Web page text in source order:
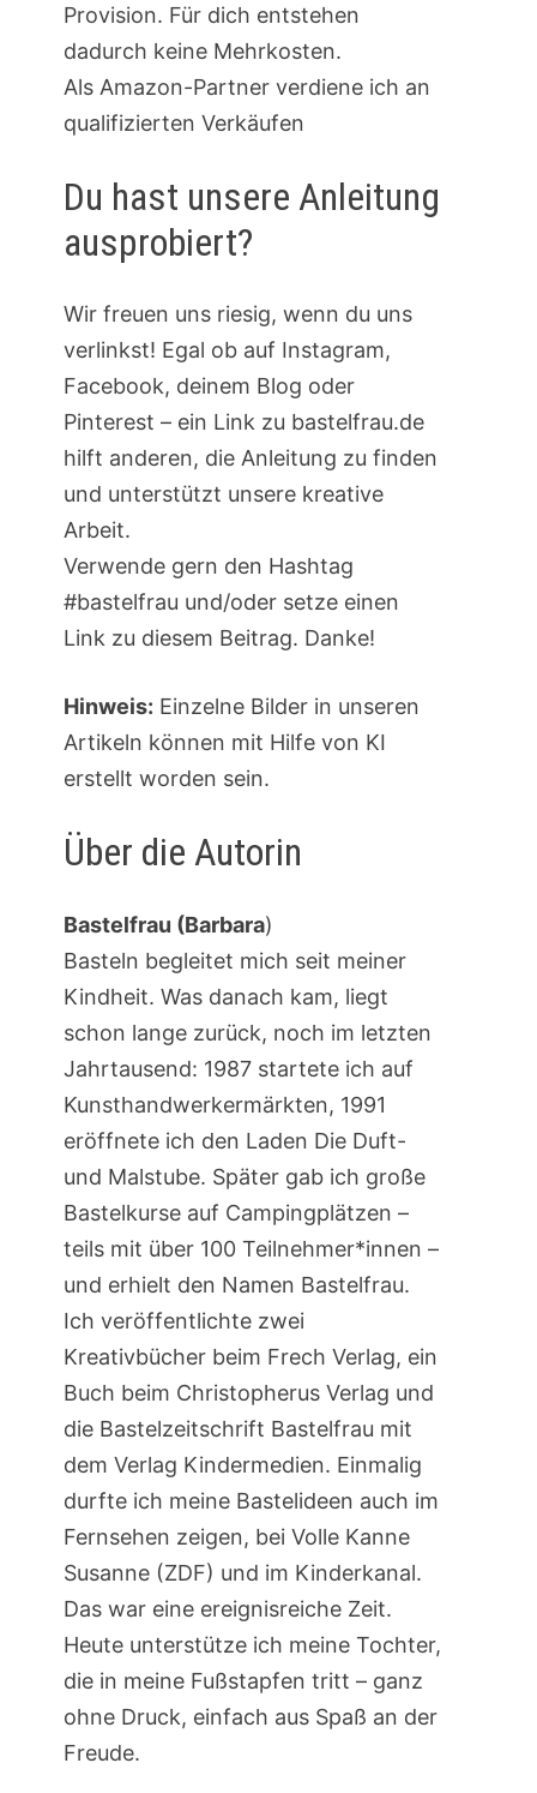
Provision. Für dich entstehen
dadurch keine Mehrkosten.
Als Amazon-Partner verdiene ich an
qualifizierten Verkäufen
Du hast unsere Anleitung
ausprobiert?
Wir freuen uns riesig, wenn du uns
verlinkst! Egal ob auf Instagram,
Facebook, deinem Blog oder
Pinterest – ein Link zu bastelfrau.de
hilft anderen, die Anleitung zu finden
und unterstützt unsere kreative
Arbeit.
Verwende gern den Hashtag
#bastelfrau und/oder setze einen
Link zu diesem Beitrag. Danke!
Hinweis: Einzelne Bilder in unseren
Artikeln können mit Hilfe von KI
erstellt worden sein.
Über die Autorin
Bastelfrau (Barbara)
Basteln begleitet mich seit meiner
Kindheit. Was danach kam, liegt
schon lange zurück, noch im letzten
Jahrtausend: 1987 startete ich auf
Kunsthandwerkermärkten, 1991
eröffnete ich den Laden Die Duft-
und Malstube. Später gab ich große
Bastelkurse auf Campingplätzen –
teils mit über 100 Teilnehmer*innen –
und erhielt den Namen Bastelfrau.
Ich veröffentlichte zwei
Kreativbücher beim Frech Verlag, ein
Buch beim Christopherus Verlag und
die Bastelzeitschrift Bastelfrau mit
dem Verlag Kindermedien. Einmalig
durfte ich meine Bastelideen auch im
Fernsehen zeigen, bei Volle Kanne
Susanne (ZDF) und im Kinderkanal.
Das war eine ereignisreiche Zeit.
Heute unterstütze ich meine Tochter,
die in meine Fußstapfen tritt – ganz
ohne Druck, einfach aus Spaß an der
Freude.